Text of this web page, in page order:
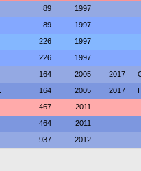
89 1997
89 1997
226 1997
226 1997
164 2005 2017
164 2005 2017
467 2011
464 2011
937 2012